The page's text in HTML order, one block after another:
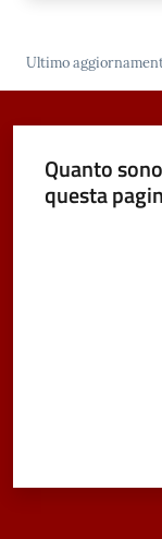
Ultimo
Quanto
questa